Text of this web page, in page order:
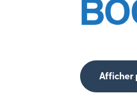
Afficher